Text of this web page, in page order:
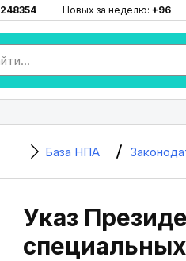
248354 Новых за неделю: +96
База НПА
Указ